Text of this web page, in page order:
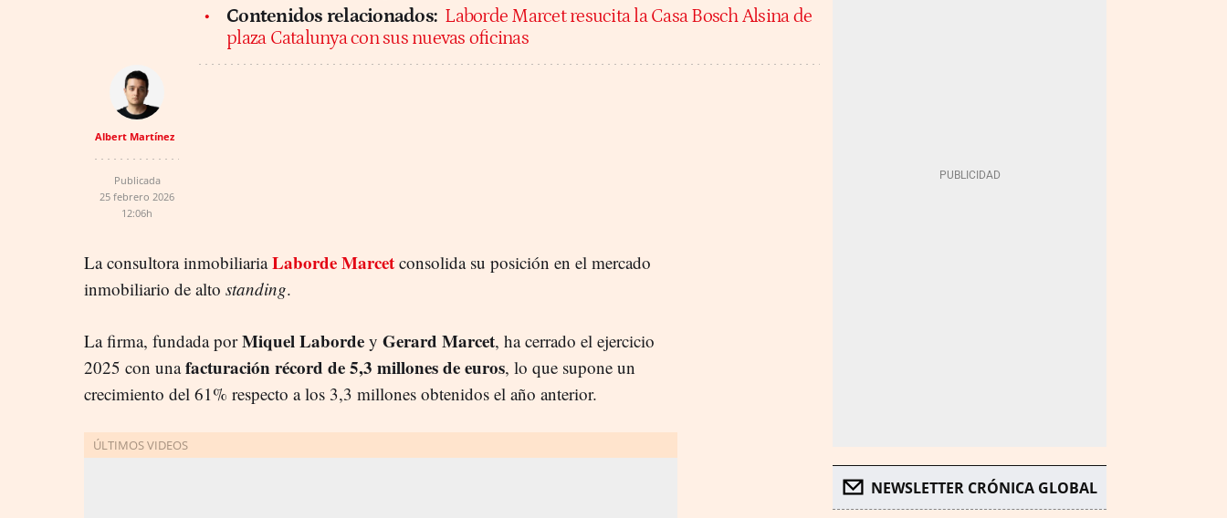
Contenidos relacionados: Laborde Marcet resucita la Casa Bosch Alsina de
plaza Catalunya con sus nuevas oficinas
Albert Martínez
Publicada
25 febrero 2026
12:06h
La consultora inmobiliariaLaborde Marcet consolida su posición en el mercado
inmobiliario de alto standing.
La firma, fundada porMiquel Laborde y Gerard Marcet, ha cerrado el ejercicio
2025 con unafacturación récord de 5,3 millones de euros, lo que supone un
crecimiento del 61% respecto a los 3,3 millones obtenidos el año anterior.
NEWSLETTER CRÓNICA GLOBAL